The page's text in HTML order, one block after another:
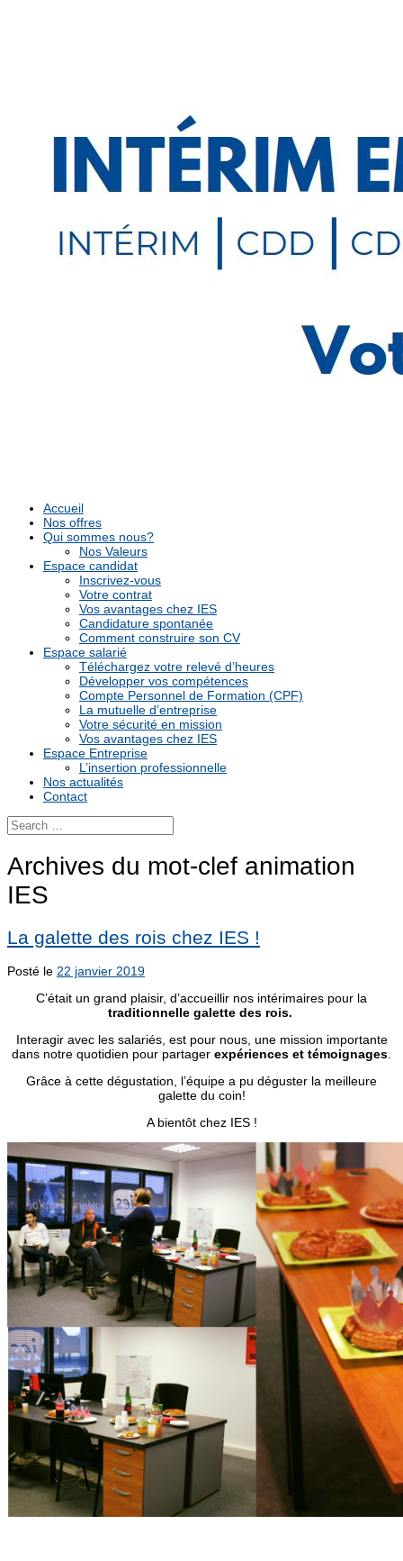
Accueil
Nos offres
Qui sommes nous?
Nos Valeurs
Espace candidat
Inscrivez-vous
Votre contrat
Vos avantages chez IES
Candidature spontanée
Comment construire son CV
Espace salarié
Téléchargez votre relevé d’heures
Développer vos compétences
Compte Personnel de Formation (CPF)
La mutuelle d’entreprise
Votre sécurité en mission
Vos avantages chez IES
Espace Entreprise
L’insertion professionnelle
Nos actualités
Contact
Archives du mot-clef animation
IES
La galette des rois chez IES !
Posté le 22 janvier 2019
C’était un grand plaisir, d’accueillir nos intérimaires pour la
traditionnelle galette des rois.
Interagir avec les salariés, est pour nous, une mission importante
dans notre quotidien pour partager expériences et témoignages
Grâce à cette dégustation, l’équipe a pu déguster la meilleure
galette du coin!
A bientôt chez IES !